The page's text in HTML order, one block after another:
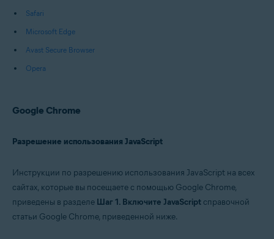
Safari
Microsoft Edge
Avast Secure Browser
Opera
Google Chrome
Разрешение использования JavaScript
Инструкции по разрешению использования JavaScript на всех
сайтах, которые вы посещаете с помощью Google Chrome,
приведены в разделе Шаг 1. Включите JavaScript справочной
статьи Google Chrome, приведенной ниже.